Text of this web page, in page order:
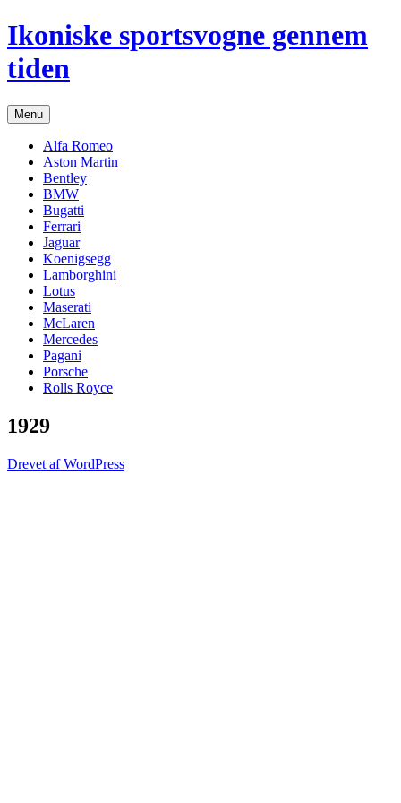
Hop
til
indhold
Ikoniske sportsvogne gennem
tiden
Menu
Alfa Romeo
Aston Martin
Bentley
BMW
Bugatti
Ferrari
Jaguar
Koenigsegg
Lamborghini
Lotus
Maserati
McLaren
Mercedes
Pagani
Porsche
Rolls Royce
1929
Drevet af WordPress